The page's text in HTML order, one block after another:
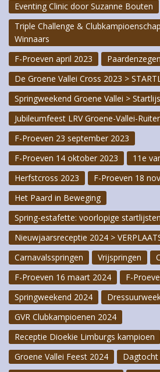
Eventing Clinic door Suzanne Bouten
Triple Challenge &
Winnaars
F-Proeven april 2023
De Groene Vallei Cross 2023 >
Springweekend Groene Vallei >
Jubileumfeest LRV Groene-Vallei-
F-Proeven 23 september 2023
F-Proeven 14 oktober 2023
11e
Herfstcross 2023
F-Proeven 18
Het Paard in Beweging
Spring-estafette: voorlopige startlijsten
Nieuwjaarsreceptie 2024 >
Carnavalsspringen
Vrijspringen
F-Proeven 16 maart 2024
F-
Springweekend 2024
GVR Clubkampioenen 2024
Receptie Dioekie Limburgs kampioen
Groene Vallei Feest 2024
Dagtocht